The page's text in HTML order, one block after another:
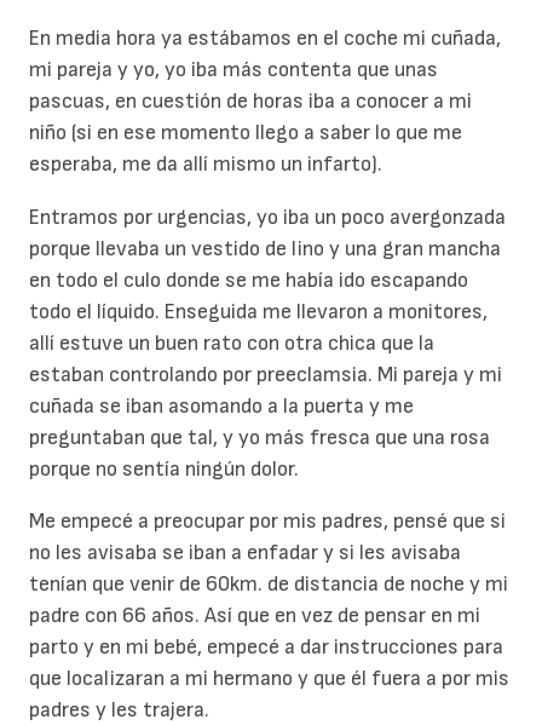
En media hora ya estábamos en el coche mi cuñada,
mi pareja y yo, yo iba más contenta que unas
pascuas, en cuestión de horas iba a conocer a mi
niño (si en ese momento llego a saber lo que me
esperaba, me da allí mismo un infarto).
Entramos por urgencias, yo iba un poco avergonzada
porque llevaba un vestido de lino y una gran mancha
en todo el culo donde se me había ido escapando
todo el líquido. Enseguida me llevaron a monitores,
allí estuve un buen rato con otra chica que la
estaban controlando por preeclamsia. Mi pareja y mi
cuñada se iban asomando a la puerta y me
preguntaban que tal, y yo más fresca que una rosa
porque no sentía ningún dolor.
Me empecé a preocupar por mis padres, pensé que si
no les avisaba se iban a enfadar y si les avisaba
tenían que venir de 60km. de distancia de noche y mi
padre con 66 años. Así que en vez de pensar en mi
parto y en mi bebé, empecé a dar instrucciones para
que localizaran a mi hermano y que él fuera a por mis
padres y les trajera.